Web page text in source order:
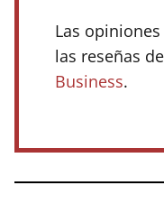
Las
las reseñas
Business.